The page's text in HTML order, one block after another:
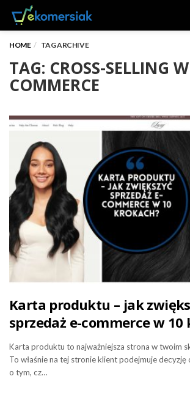
HOME TAG ARCHIVE
TAG: CROSS-SELLING
COMMERCE
Karta produktu – jak
sprzedaż e-commerce w 10
Karta produktu to najważniejsza strona w twoim
To właśnie na tej stronie klient podejmuje decyzję
o tym, cz…